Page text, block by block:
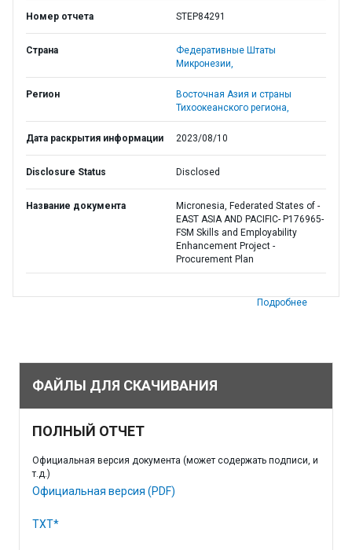
Номер отчета STEP84291
Страна
Федеративные Штаты
Микронезии,
Регион
Восточная Азия и страны
Тихоокеанского региона,
Дата раскрытия информации 2023/08/10
Disclosure Status Disclosed
Название документа
Micronesia, Federated States of -
EAST ASIA AND PACIFIC- P176965-
FSM Skills and Employability
Enhancement Project -
Procurement Plan
Подробнее
ФАЙЛЫ ДЛЯ СКАЧИВАНИЯ
ПОЛНЫЙ ОТЧЕТ
Официальная версия документа (может содержать подписи, и
т.д.)
Официальная версия (PDF)
TXT*